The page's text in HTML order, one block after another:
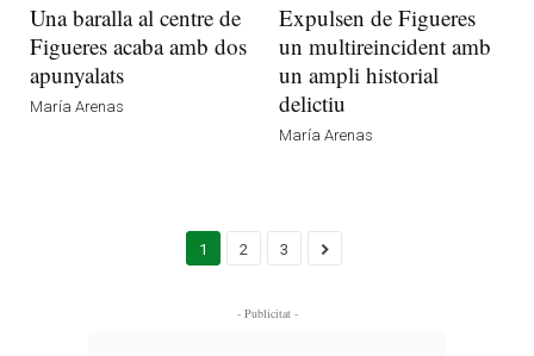
Una baralla al centre de
Figueres acaba amb dos
apunyalats
María Arenas
Expulsen de Figueres
un multireincident amb
un ampli historial
delictiu
María Arenas
1 2 3
- Publicitat -